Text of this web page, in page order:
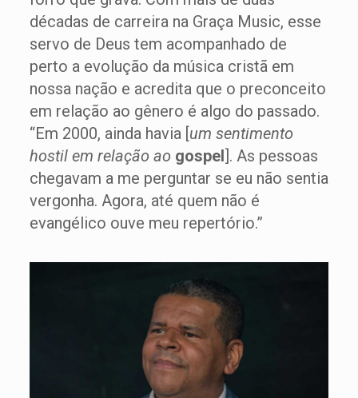
décadas de carreira na Graça Music, esse
servo de Deus tem acompanhado de
perto a evolução da música cristã em
nossa nação e acredita que o preconceito
em relação ao gênero é algo do passado.
“Em 2000, ainda havia [um sentimento
hostil em relação ao gospel]. As pessoas
chegavam a me perguntar se eu não sentia
vergonha. Agora, até quem não é
evangélico ouve meu repertório.”